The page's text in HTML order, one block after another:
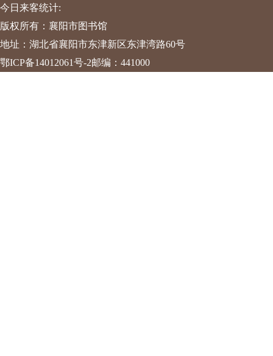
今日来客统计:
版权所有：襄阳市图书馆
地址：湖北省襄阳市东津新区东津湾路60号
鄂ICP备14012061号-2邮编：441000